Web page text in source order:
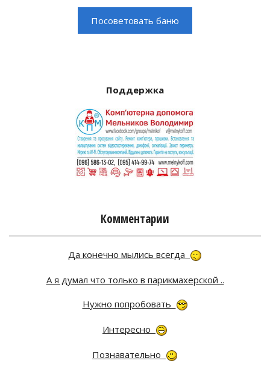
Поддержка
Комментарии
Да конечно мылись всегда
А я думал что только в парикмахерской ..
Нужно попробовать
Интересно
Познавательно